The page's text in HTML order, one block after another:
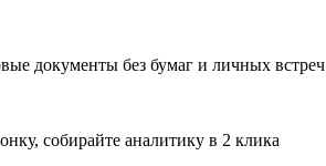
документы без бумаг и личных встреч
собирайте аналитику в 2 клика